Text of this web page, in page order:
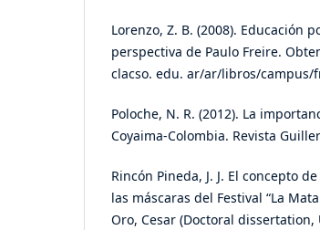
Lorenzo, Z. B. (2008). Educación
perspectiva de Paulo Freire.
clacso. edu. ar/ar/libros/campus/
Poloche, N. R. (2012). La
Coyaima-Colombia. Revista
Rincón Pineda, J. J. El concepto
las máscaras del Festival “La
Oro, Cesar (Doctoral dissertation,